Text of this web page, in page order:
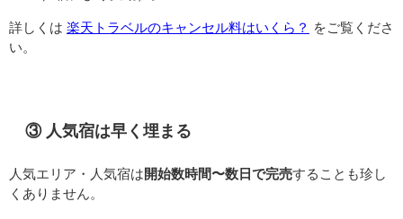
詳しくは 楽天トラベルのキャンセル料はいくら？
をご覧くださ
い。
③ 人気宿は早く埋まる
人気エリア・人気宿は 開始数時間〜数日で完売することも珍し
くありません。